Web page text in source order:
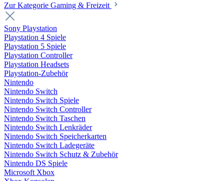
Zur Kategorie Gaming & Freizeit
Sony Playstation
Playstation 4 Spiele
Playstation 5 Spiele
Playstation Controller
Playstation Headsets
Playstation-Zubehör
Nintendo
Nintendo Switch
Nintendo Switch Spiele
Nintendo Switch Controller
Nintendo Switch Taschen
Nintendo Switch Lenkräder
Nintendo Switch Speicherkarten
Nintendo Switch Ladegeräte
Nintendo Switch Schutz & Zubehör
Nintendo DS Spiele
Microsoft Xbox